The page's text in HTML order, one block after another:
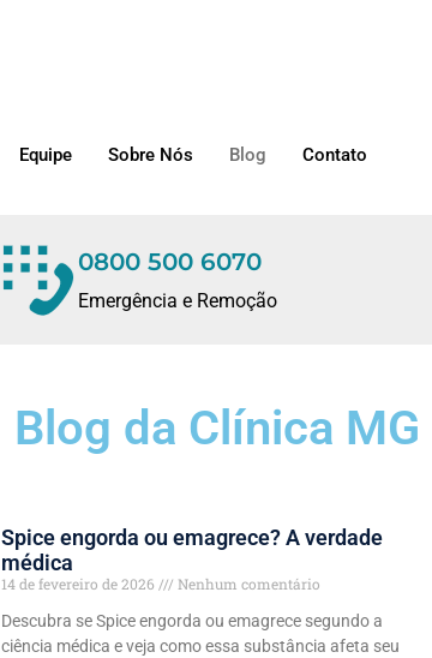
Equipe Sobre Nós Blog Contato
0800 500 6070
Emergência e Remoção
Blog da Clínica MG
Spice engorda ou emagrece? A verdade
médica
14 de fevereiro de 2026
Nenhum comentário
Descubra se Spice engorda ou emagrece segundo a
ciência médica e veja como essa substância afeta seu